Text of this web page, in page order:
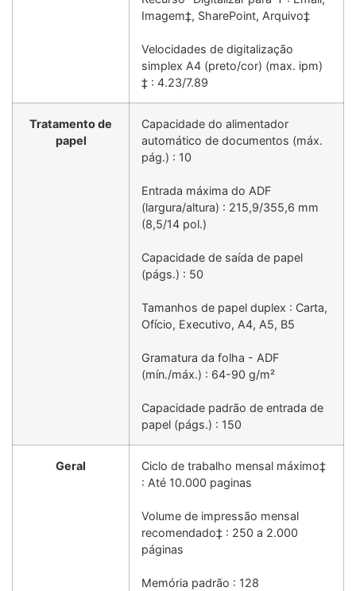
Imagem‡, SharePoint, Arquivo‡
Velocidades de digitalização
simplex A4 (preto/cor) (max. ipm)
‡ : 4.23/7.89
Tratamento de
papel
Capacidade do alimentador
automático de documentos (máx.
pág.) : 10
Entrada máxima do ADF
(largura/altura) : 215,9/355,6 mm
(8,5/14 pol.)
Capacidade de saída de papel
(págs.) : 50
Tamanhos de papel duplex : Carta,
Ofício, Executivo, A4, A5, B5
Gramatura da folha - ADF
(mín./máx.) : 64-90 g/m²
Capacidade padrão de entrada de
papel (págs.) : 150
Geral
Ciclo de trabalho mensal máximo‡
: Até 10.000 paginas
Volume de impressão mensal
recomendado‡ : 250 a 2.000
páginas
Memória padrão : 128